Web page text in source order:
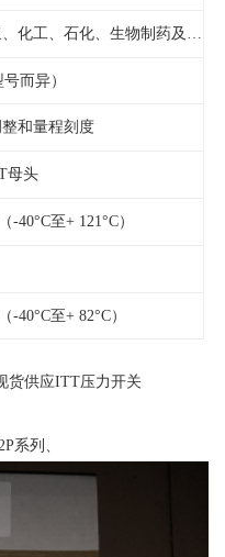
而异）
和量程刻度
母头
-40°C至+ 121°C）
-40°C至+ 82°C）
货供应ITT压力开关
系列、